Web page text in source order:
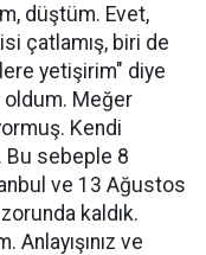
düştüm. Evet,
çatlamış, biri de
yetişirim" diye
Meğer
Kendi
Bu sebeple 8
ve 13 Ağustos
kaldık.
ve